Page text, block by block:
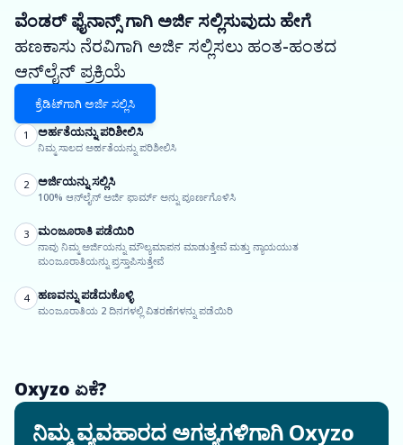
ವೆಂಡರ್ ಫೈನಾನ್ಸ್ ಗಾಗಿ ಅರ್ಜಿ ಸಲ್ಲಿಸುವುದು ಹೇಗೆ
ಹಣಕಾಸು ನೆರವಿಗಾಗಿ ಅರ್ಜಿ ಸಲ್ಲಿಸಲು ಹಂತ-ಹಂತದ
ಆನ್‌ಲೈನ್ ಪ್ರಕ್ರಿಯೆ
ಕ್ರೆಡಿಟ್‌ಗಾಗಿ ಅರ್ಜಿ ಸಲ್ಲಿಸಿ
1 ಅರ್ಹತೆಯನ್ನು ಪರಿಶೀಲಿಸಿ
ನಿಮ್ಮ ಸಾಲದ ಅರ್ಹತೆಯನ್ನು ಪರಿಶೀಲಿಸಿ
2 ಅರ್ಜಿಯನ್ನು ಸಲ್ಲಿಸಿ
100% ಆನ್‌ಲೈನ್ ಅರ್ಜಿ ಫಾರ್ಮ್ ಅನ್ನು ಪೂರ್ಣಗೊಳಿಸಿ
3 ಮಂಜೂರಾತಿ ಪಡೆಯಿರಿ
ನಾವು ನಿಮ್ಮ ಅರ್ಜಿಯನ್ನು ಮೌಲ್ಯಮಾಪನ ಮಾಡುತ್ತೇವೆ ಮತ್ತು ನ್ಯಾಯಯುತ
ಮಂಜೂರಾತಿಯನ್ನು ಪ್ರಸ್ತಾಪಿಸುತ್ತೇವೆ
4 ಹಣವನ್ನು ಪಡೆದುಕೊಳ್ಳಿ
ಮಂಜೂರಾತಿಯ 2 ದಿನಗಳಲ್ಲಿ ವಿತರಣೆಗಳನ್ನು ಪಡೆಯಿರಿ
Oxyzo ಏಕೆ?
ನಿಮ್ಮ ವ್ಯವಹಾರದ ಅಗತ್ಯಗಳಿಗಾಗಿ Oxyzo